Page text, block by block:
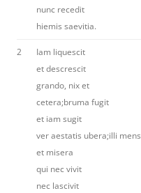
nunc recedit
hiemis saevitia.
2
Iam liquescit
et descrescit
grando, nix et
cetera;bruma fugit
et iam sugit
ver aestatis ubera;illi mens
et misera
qui nec vivit
nec lascivit